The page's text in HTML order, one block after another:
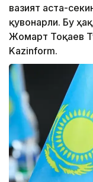
вазият аста-
қувонарли. Бу
Жомарт Тоқаев
Kazinform.